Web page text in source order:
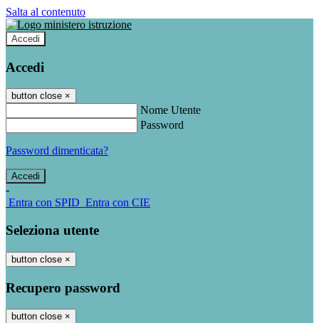
Salta al contenuto
Accedi
Accedi
button close ×
Nome Utente
Password
Password dimenticata?
-
Entra con SPID Entra con CIE
Seleziona utente
button close ×
Recupero password
button close ×